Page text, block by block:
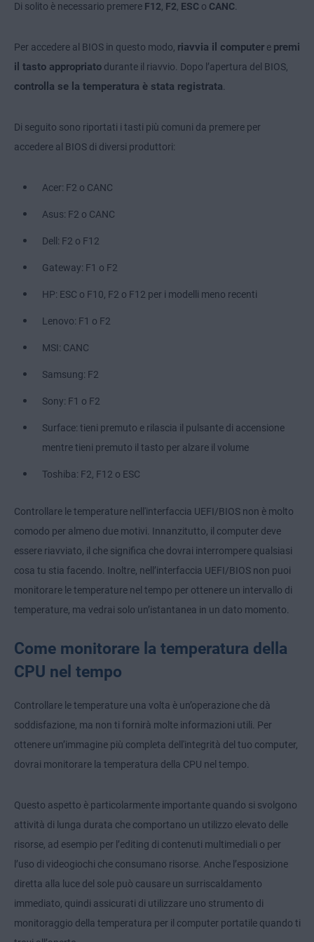
Di solito è necessario premere F12 F2 ESC o CANC
Per accedere al BIOS in questo modo, riavvia il computer e premi
il tasto appropriato durante il riavvio. Dopo l’apertura del BIOS,
controlla se la temperatura è stata registrata
Di seguito sono riportati i tasti più comuni da premere per
accedere al BIOS di diversi produttori:
Acer: F2 o CANC
Asus: F2 o CANC
Dell: F2 o F12
Gateway: F1 o F2
HP: ESC o F10, F2 o F12 per i modelli meno recenti
Lenovo: F1 o F2
MSI: CANC
Samsung: F2
Sony: F1 o F2
Surface: tieni premuto e rilascia il pulsante di accensione
mentre tieni premuto il tasto per alzare il volume
Toshiba: F2, F12 o ESC
Controllare le temperature nell'interfaccia UEFI/BIOS non è molto
comodo per almeno due motivi. Innanzitutto, il computer deve
essere riavviato, il che significa che dovrai interrompere qualsiasi
cosa tu stia facendo. Inoltre, nell’interfaccia UEFI/BIOS non puoi
monitorare le temperature nel tempo per ottenere un intervallo di
temperature, ma vedrai solo un’istantanea in un dato momento.
Come monitorare la temperatura della
CPU nel tempo
Controllare le temperature una volta è un’operazione che dà
soddisfazione, ma non ti fornirà molte informazioni utili. Per
ottenere un’immagine più completa dell'integrità del tuo computer,
dovrai monitorare la temperatura della CPU nel tempo.
Questo aspetto è particolarmente importante quando si svolgono
attività di lunga durata che comportano un utilizzo elevato delle
risorse, ad esempio per l’editing di contenuti multimediali o per
l’uso di videogiochi che consumano risorse. Anche l’esposizione
diretta alla luce del sole può causare un surriscaldamento
immediato, quindi assicurati di utilizzare uno strumento di
monitoraggio della temperatura per il computer portatile quando ti